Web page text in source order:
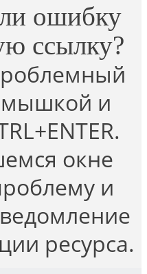
ошибку
ссылку?
и
окне
и
ресурса.